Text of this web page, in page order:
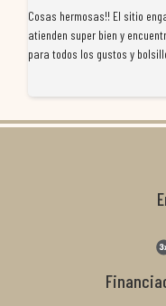
Cosas hermosas!! El sitio
atienden super bien y
para todos los gustos y